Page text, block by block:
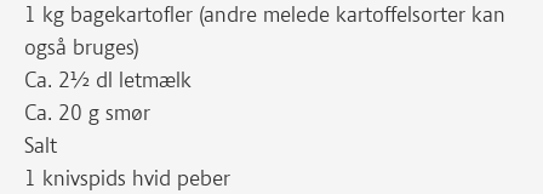
1 kg bagekartofler (andre melede kartoffelsorter kan
også bruges)
Ca. 2½ dl letmælk
Ca. 20 g smør
Salt
1 knivspids hvid peber